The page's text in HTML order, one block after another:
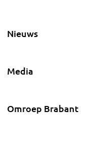
Nieuws
Media
Omroep Brabant